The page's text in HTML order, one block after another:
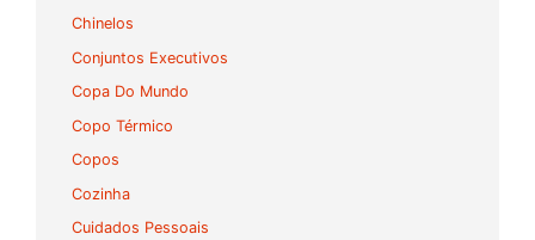
Chinelos
Conjuntos Executivos
Copa Do Mundo
Copo Térmico
Copos
Cozinha
Cuidados Pessoais